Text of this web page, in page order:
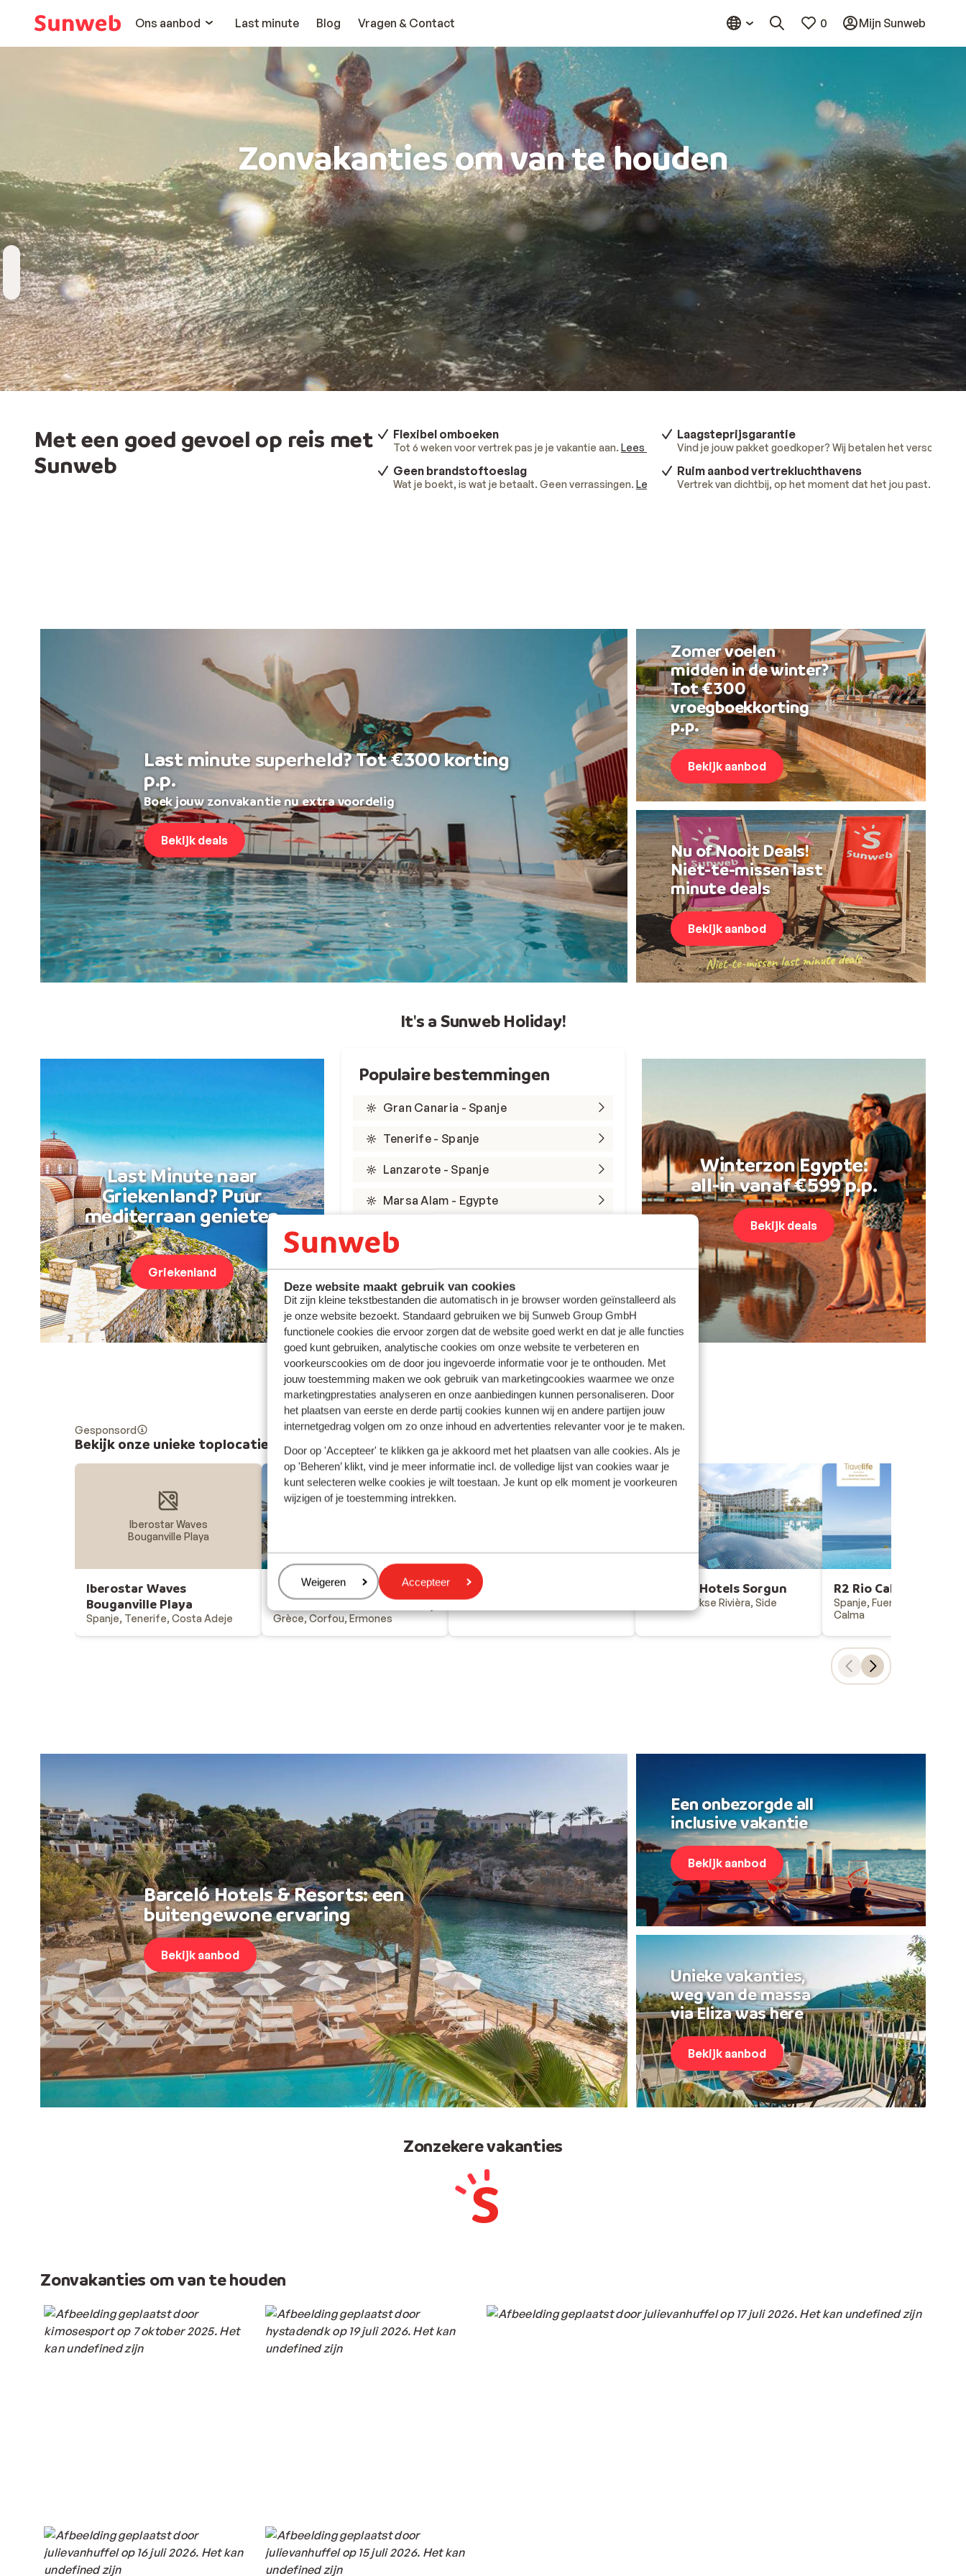
Deze website maakt gebruik van cookies
Dit zijn kleine tekstbestanden die automatisch in je browser worden geïnstalleerd als
je onze website bezoekt. Standaard gebruiken we bij Sunweb Group GmbH
functionele cookies die ervoor zorgen dat de website goed werkt en dat je alle functies
goed kunt gebruiken, analytische cookies om onze website te verbeteren en
voorkeurscookies om de door jou ingevoerde informatie voor je te onthouden. Met
jouw toestemming maken we ook gebruik van marketingcookies waarmee we onze
marketingprestaties analyseren en onze aanbiedingen kunnen personaliseren. Door
het plaatsen van eerste en derde partij cookies kunnen wij en andere partijen jouw
internetgedrag volgen om zo onze inhoud en advertenties relevanter voor je te maken.
Door op 'Accepteer' te klikken ga je akkoord met het plaatsen van alle cookies. Als je
op 'Beheren’ klikt, vind je meer informatie incl. de volledige lijst van cookies waar je
kunt selecteren welke cookies je wilt toestaan. Je kunt op elk moment je voorkeuren
wijzigen of je toestemming intrekken.
Beheren
Weigeren Accepteer
Ons aanbod
Last minute Blog Vragen & Contact 0 Mijn Sunweb
Zonvakanties om van te houden
Bestemming
Kies bestemming
Wanneer
Vertrekdatum
Hoelang
Duur toevoegen
Reizigers
2 personen , 1 kamer
Met een goed gevoel op reis met
Sunweb
Flexibel omboeken
Tot 6 weken voor vertrek pas je je vakantie aan. Lees meer
Laagsteprijsgarantie
Vind je jouw pakket goedkoper? Wij betalen het verschil.
Geen brandstoftoeslag
Wat je boekt, is wat je betaalt. Geen verrassingen. Lees meer.
Ruim aanbod vertrekluchthavens
Vertrek van dichtbij, op het moment dat het jou past.
Last minute superheld? Tot €300 korting
p.p.
Boek jouw zonvakantie nu extra voordelig
Bekijk deals
Zomer voelen
midden in de winter?
Tot €300
vroegboekkorting
p.p.
Bekijk aanbod
Nu of Nooit Deals!
Niet-te-missen last
minute deals
Bekijk aanbod
It's a Sunweb Holiday!
Last Minute naar
Griekenland? Puur
mediterraan genieten
Griekenland
Populaire bestemmingen
Gran Canaria - Spanje
Tenerife - Spanje
Lanzarote - Spanje
Marsa Alam - Egypte
Rode Zee - Egypte
Rhodos - Griekenland
Turkse Riviera - Turkije
Winterzon Egypte:
all-in vanaf €599 p.p.
Bekijk deals
Gesponsord
Bekijk onze unieke toplocaties
Iberostar Waves
Bouganville Playa
Iberostar Waves
Bouganville Playa
Spanje, Tenerife, Costa Adeje
Hôtel Atlantica Grand
Mediterraneo - adults only
Grèce, Corfou, Ermones
Amare Beach Hotel Ibiza
Spanje, Ibiza, San Antonio Bahia
Arcanus Hotels Sorgun
Turkije, Turkse Rivièra, Side
R2 Rio Calma
Spanje, Fuerteventura,
Calma
Barceló Hotels & Resorts: een
buitengewone ervaring
Bekijk aanbod
Een onbezorgde all
inclusive vakantie
Bekijk aanbod
Unieke vakanties,
weg van de massa
via Eliza was here
Bekijk aanbod
Zonzekere vakanties
Zonvakanties om van te houden